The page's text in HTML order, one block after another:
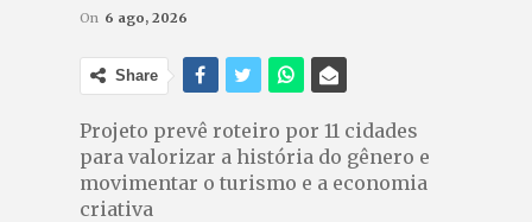
On 6 ago, 2026
Share
Projeto prevê roteiro por 11 cidades
para valorizar a história do gênero e
movimentar o turismo e a economia
criativa